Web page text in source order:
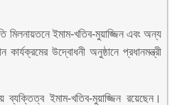
মিলনায়তনে ইমাম-খতিব-মুয়াজ্জিন এবং অন্য
কার্যক্রমের উদ্বোধনী অনুষ্ঠানে প্রধানমন্ত্রী
ব্যক্তিত্ব ইমাম-খতিব-মুয়াজ্জিন রয়েছেন।